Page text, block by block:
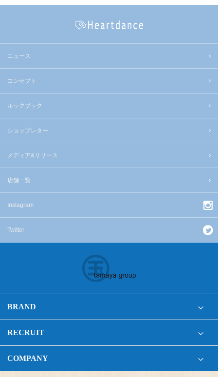
ニュース
コンセプト
ルックブック
ショップレター
メディア&リリース
店舗一覧
Instagram
Twitter
BRAND
RECRUIT
COMPANY